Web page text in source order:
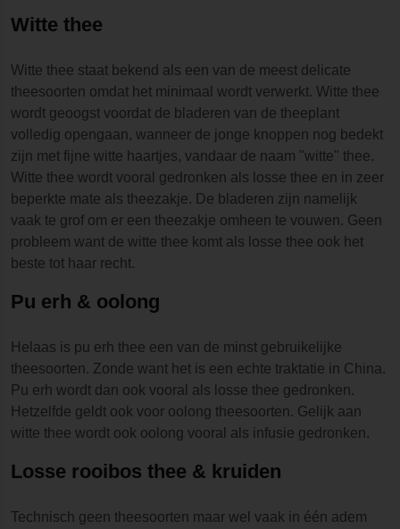
Witte thee
Witte thee staat bekend als een van de meest delicate
theesoorten omdat het minimaal wordt verwerkt. Witte thee
wordt geoogst voordat de bladeren van de theeplant
volledig opengaan, wanneer de jonge knoppen nog bedekt
zijn met fijne witte haartjes, vandaar de naam "witte" thee.
Witte thee wordt vooral gedronken als losse thee en in zeer
beperkte mate als theezakje. De bladeren zijn namelijk
vaak te grof om er een theezakje omheen te vouwen. Geen
probleem want de witte thee komt als losse thee ook het
beste tot haar recht.
Pu erh & oolong
Helaas is pu erh thee een van de minst gebruikelijke
theesoorten. Zonde want het is een echte traktatie in China.
Pu erh wordt dan ook vooral als losse thee gedronken.
Hetzelfde geldt ook voor oolong theesoorten. Gelijk aan
witte thee wordt ook oolong vooral als infusie gedronken.
Losse rooibos thee & kruiden
Technisch geen theesoorten maar wel vaak in één adem